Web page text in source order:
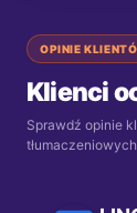
OPINIE
Klienci
Sprawdź opinie